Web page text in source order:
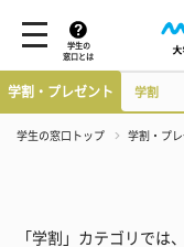
学生の
窓口とは
学割・プレゼント 学割
学生の窓口トップ 学割・プ
「学割」カテゴリでは